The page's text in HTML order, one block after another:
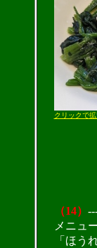
クリックで
（14）
メニュ
「ほう